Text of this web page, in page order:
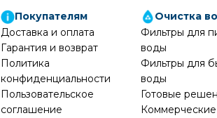
Покупателям
Доставка и оплата
Гарантия и возврат
Политика
конфиденциальности
Пользовательское
соглашение
Очистка
Фильтры для
воды
Фильтры для
воды
Готовые